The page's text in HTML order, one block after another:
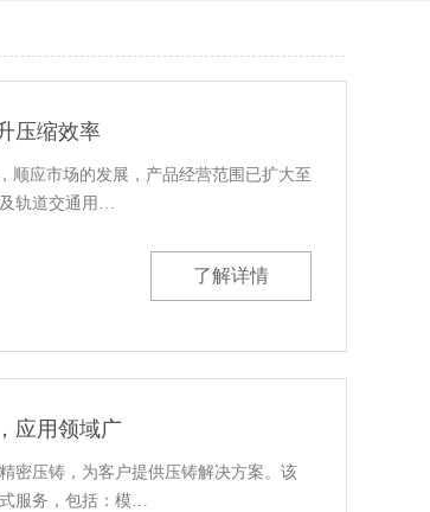
压缩效率
顺应市场的发展，产品经营范围已扩大至
轨道交通用…
了解详情
应用领域广
密压铸，为客户提供压铸解决方案。该
服务，包括：模…